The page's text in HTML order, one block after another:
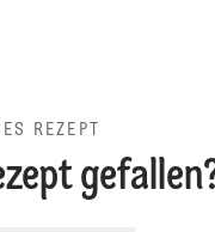
REZEPT